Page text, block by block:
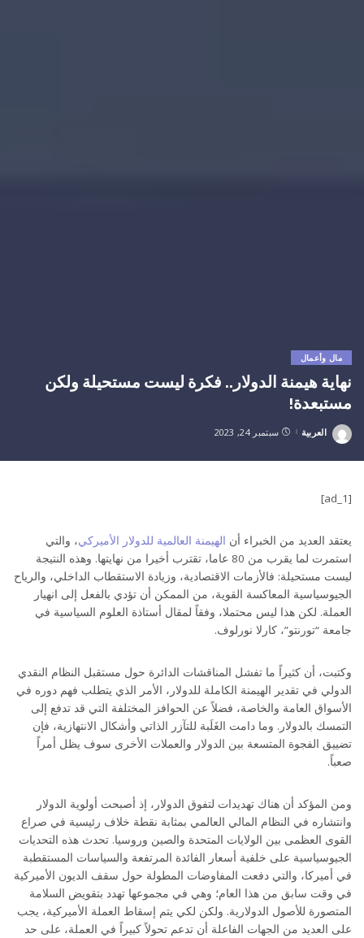
مال وأعمال
نهاية هيمنة الدولار.. فكرة ليست مستحيلة ولكن
مستبعدة!
Posted
العربية سبتمبر 24, 2023
[ad_1]
يعتقد العديد من الخبراء أن الهيمنة العالمية للدولار الأميركي، والتي
استمرت لما يقرب من 80 عاما، تقترب أخيرا من نهايتها. وهذه النتيجة
ليست مستحيلة: فالأزمات الاقتصادية، وزيادة الاستقطاب الداخلي، والرياح
الجيوسياسية المعاكسة القوية، من الممكن أن تؤدي بالفعل إلى انهيار
العملة. لكن هذا ليس محتملا، وفقاً لمقال أستاذة العلوم السياسية في
جامعة “تورنتو”، كارلا نورلوف.
وكتبت، أن كثيراً ما تفشل المناقشات الدائرة حول مستقبل النظام النقدي
الدولي في تقدير الهيمنة الكاملة للدولار، الأمر الذي يتطلب فهم دوره في
الأسواق العامة والخاصة، فضلاً عن الحوافز المختلفة التي قد تدفع إلى
التمسك بالدولار. وما دامت الغَلَبة للتآزر الذاتي وأشكال الانتهازية، فإن
تضييق الفجوة المتسعة بين الدولار والعملات الأخرى سوف يظل أمراً
صعباً.
ومن المؤكد أن هناك تهديدات لتفوق الدولار، إذ أصبحت أولوية الدولار
وانتشاره في النظام المالي العالمي بمثابة نقطة خلاف رئيسية في صراع
القوى العظمى بين الولايات المتحدة والصين وروسيا. تحدث هذه التحديات
الجيوسياسية على خلفية أسعار الفائدة المرتفعة والسياسات المستقطبة
في أميركا، والتي دفعت المفاوضات المطولة حول سقف الديون الأميركية
في وقت سابق من هذا العام؛ وهي في مجموعها تهدد بتقويض السلامة
المتصورة للأصول الدولارية. ولكن لكي يتم إسقاط العملة الأميركية، يجب
على العديد من الجهات الفاعلة أن تدعم تحولاً كبيراً في العملة، على حد